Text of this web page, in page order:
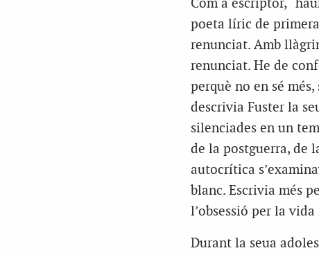
Com a escriptor,
poeta líric de
renunciat. Amb
renunciat. He de
perquè no en sé
descrivia Fuster la
silenciades en un
de la postguerra, de
autocrítica
blanc. Escrivia més
l’obsessió per la
Durant la seua